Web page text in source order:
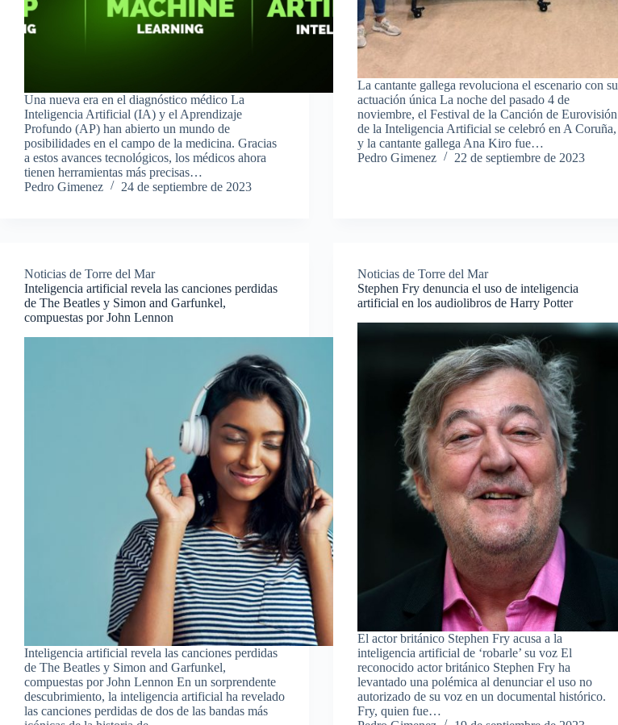
Una nueva era en el diagnóstico médico La
Inteligencia Artificial (IA) y el Aprendizaje
Profundo (AP) han abierto un mundo de
posibilidades en el campo de la medicina. Gracias
a estos avances tecnológicos, los médicos ahora
tienen herramientas más precisas…
Pedro Gimenez
24 de septiembre de 2023
La cantante gallega revoluciona el escenario con su
actuación única La noche del pasado 4 de
noviembre, el Festival de la Canción de Eurovisión
de la Inteligencia Artificial se celebró en A Coruña,
y la cantante gallega Ana Kiro fue…
Pedro Gimenez
22 de septiembre de 2023
Noticias de Torre del Mar
Inteligencia artificial revela las canciones perdidas
de The Beatles y Simon and Garfunkel,
compuestas por John Lennon
Inteligencia artificial revela las canciones perdidas
de The Beatles y Simon and Garfunkel,
compuestas por John Lennon En un sorprendente
descubrimiento, la inteligencia artificial ha revelado
las canciones perdidas de dos de las bandas más
Noticias de Torre del Mar
Stephen Fry denuncia el uso de inteligencia
artificial en los audiolibros de Harry Potter
El actor británico Stephen Fry acusa a la
inteligencia artificial de ‘robarle’ su voz El
reconocido actor británico Stephen Fry ha
levantado una polémica al denunciar el uso no
autorizado de su voz en un documental histórico.
Fry, quien fue…